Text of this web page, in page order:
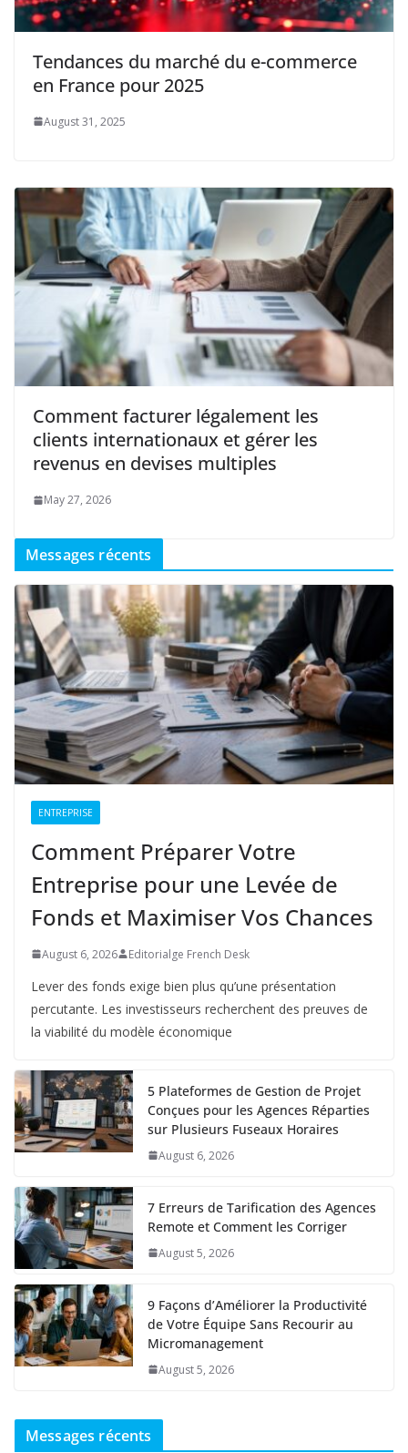
Tendances du marché du e-commerce
en France pour 2025
August 31, 2025
Comment facturer légalement les
clients internationaux et gérer les
revenus en devises multiples
May 27, 2026
Messages récents
ENTREPRISE
Comment Préparer Votre
Entreprise pour une Levée de
Fonds et Maximiser Vos Chances
August 6, 2026 Editorialge French Desk
Lever des fonds exige bien plus qu’une présentation
percutante. Les investisseurs recherchent des preuves de
la viabilité du modèle économique
5 Plateformes de Gestion de Projet
Conçues pour les Agences Réparties
sur Plusieurs Fuseaux Horaires
August 6, 2026
7 Erreurs de Tarification des Agences
Remote et Comment les Corriger
August 5, 2026
9 Façons d’Améliorer la Productivité
de Votre Équipe Sans Recourir au
Micromanagement
August 5, 2026
Messages récents